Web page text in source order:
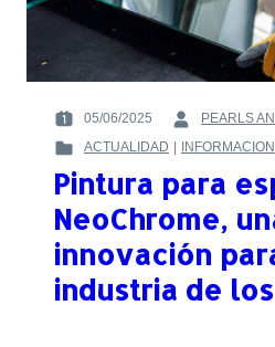
EN
UNA
PINTURA
POSTED
ON
05/06/2025
BY
PEARLS
POSTED
IN
ACTUALIDAD INFORMACION
Pintura para
NeoChrome,
innovación
industria de